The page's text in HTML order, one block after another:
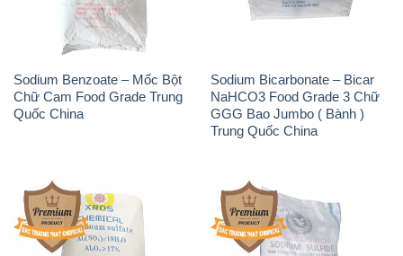
Sodium Benzoate – Mốc Bột
Chữ Cam Food Grade Trung
Quốc China
Sodium Bicarbonate – Bicar
NaHCO3 Food Grade 3 Chữ
GGG Bao Jumbo ( Bành )
Trung Quốc China